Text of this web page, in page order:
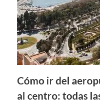
Cómo ir del
al centro: todas